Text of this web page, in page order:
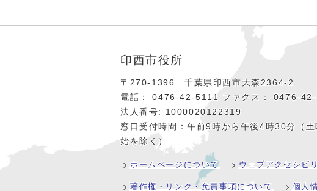
印西市役所
〒270-1396 千葉県印西市大森2364‐2
電話： 0476‐42‐5111 ファクス：
法人番号: 1000020122319
窓口受付時間：午前9時から午後4時30分（
始を除く）
ホームページについて ウェブアクセシビ
著作権・リンク・免責事項について 個人